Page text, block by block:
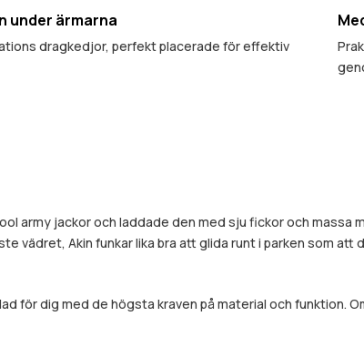
under ärmarna
dragkedjor, perfekt placerade för effektiv
army jackor och laddade den med sju fickor och
Akin funkar lika bra att glida runt i parken som att
för dig med de högsta kraven på material och funktion.